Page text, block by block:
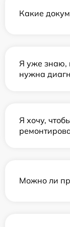
Какие
Я уже знаю,
нужна
Я хочу,
Можно ли